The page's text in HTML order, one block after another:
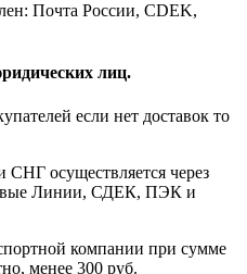
Почта России, CDEK,
лиц.
если нет доставок то
осуществляется через
Линии, СДЕК, ПЭК и
компании при сумме
менее 300 руб.